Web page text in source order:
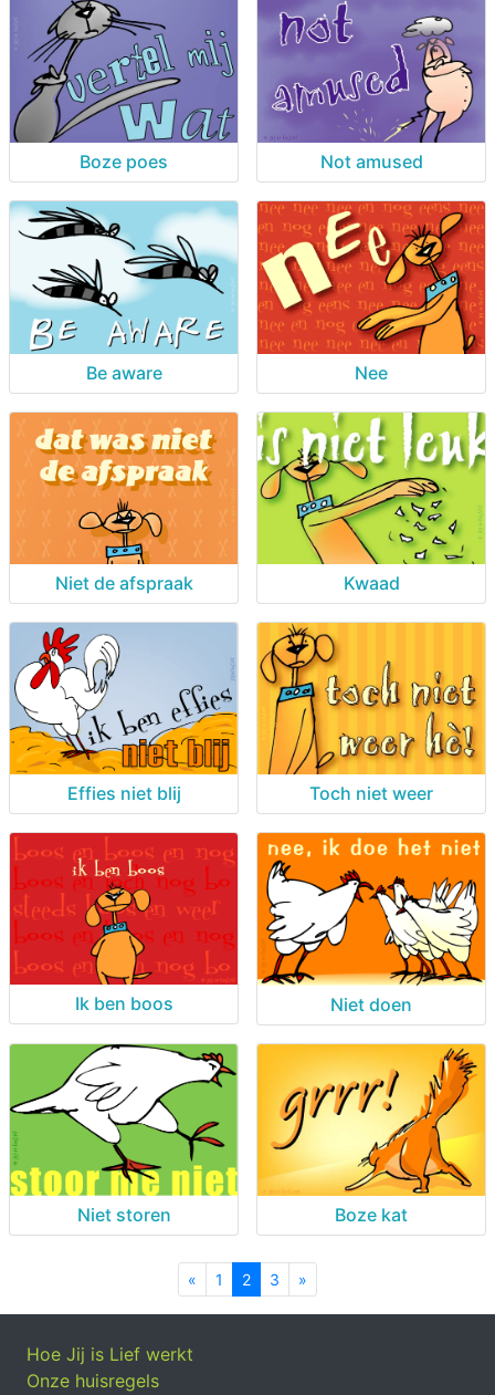
Boze poes Not amused
Be aware Nee
Niet de afspraak Kwaad
Effies niet blij Toch niet weer
Ik ben boos Niet doen
Niet storen Boze kat
« Previous
1 2 3 »
Hoe Jij is Lief werkt
Onze huisregels